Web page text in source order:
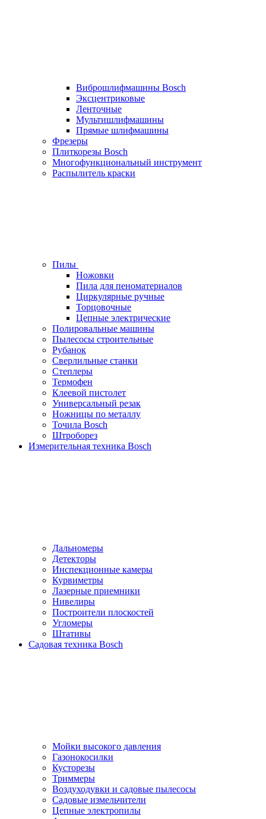
Виброшлифмашины Bosch
Эксцентриковые
Ленточные
Мультишлифмашины
Прямые шлифмашины
Фрезеры
Плиткорезы Bosch
Многофункциональный инструмент
Распылитель краски
Пилы
Ножовки
Пила для пеноматериалов
Циркулярные ручные
Торцовочные
Цепные электрические
Полировальные машины
Пылесосы cтроительные
Рубанок
Сверлильные станки
Степлеры
Термофен
Клеевой пистолет
Универсальный резак
Ножницы по металлу
Точила Bosch
Штроборез
Измерительная техника Bosch
Дальномеры
Детекторы
Инспекционные камеры
Курвиметры
Лазерные приемники
Нивелиры
Построители плоскостей
Угломеры
Штативы
Садовая техника Bosch
Мойки высокого давления
Газонокосилки
Кусторезы
Триммеры
Воздуходувки и садовые пылесосы
Садовые измельчители
Цепные электропилы